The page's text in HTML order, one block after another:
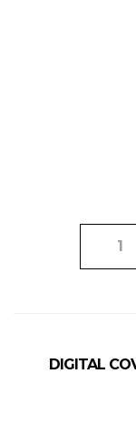
Pagination
publications
1
DIGITAL